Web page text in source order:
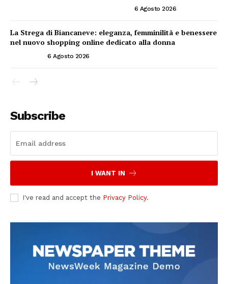
6 Agosto 2026
La Strega di Biancaneve: eleganza, femminilità e benessere
nel nuovo shopping online dedicato alla donna
6 Agosto 2026
Subscribe
I WANT IN
I've read and accept the Privacy Policy.